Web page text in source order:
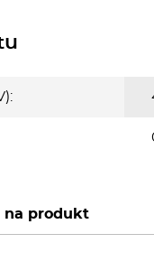
na produkt